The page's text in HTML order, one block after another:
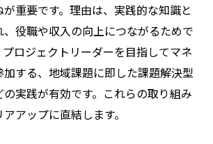
重要です。理由は、実践的な知識と
役職や収入の向上につながるためで
ロジェクトリーダーを目指してマネ
する、地域課題に即した課題解決型
実践が有効です。これらの取り組み
アップに直結します。